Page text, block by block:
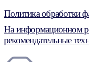
Политика обработки
На информационном
рекомендательные